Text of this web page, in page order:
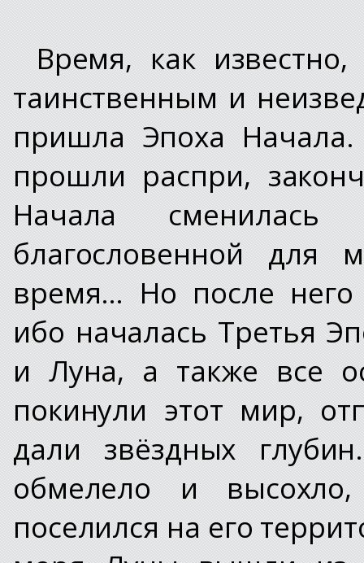
Время, как
таинственным и
пришла Эпоха
прошли распри,
Начала
благословенной для
время… Но после
ибо началась Третья
и Луна, а также все
покинули этот мир,
дали звёздных
обмелело и
поселился на его